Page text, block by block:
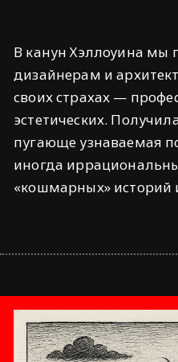
В канун Хэллоуина мы
дизайнерам и
своих страхах —
эстетических.
пугающе узнаваемая
иногда
«кошмарных» историй